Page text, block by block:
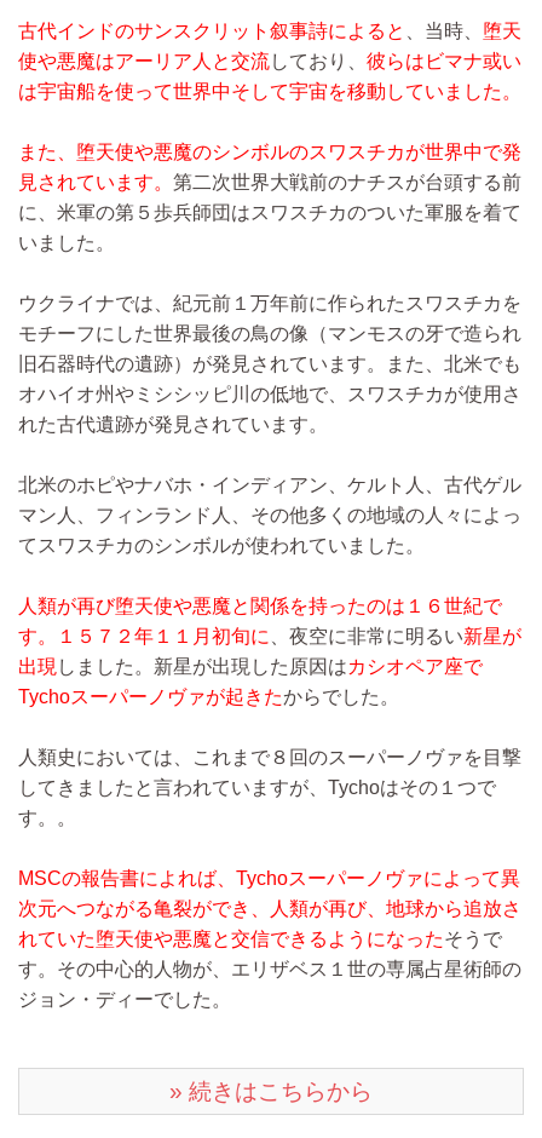
古代インドのサンスクリット叙事詩によると 、当時、 堕天
使や悪魔はアーリア人と交流しており、 彼らはビマナ或い
は宇宙船を使って世界中そして宇宙を移動していました。
また、堕天使や悪魔のシンボルのスワスチカが世界中で発
見されています。 第二次世界大戦前のナチスが台頭する前
に、米軍の第５歩兵師団はスワスチカのついた軍服を着て
いました。
ウクライナでは、紀元前１万年前に作られたスワスチカを
モチーフにした世界最後の鳥の像（マンモスの牙で造られ
旧石器時代の遺跡）が発見されています。また、北米でも
オハイオ州やミシシッピ川の低地で、スワスチカが使用さ
れた古代遺跡が発見されています。
北米のホピやナバホ・インディアン、ケルト人、古代ゲル
マン人、フィンランド人、その他多くの地域の人々によっ
てスワスチカのシンボルが使われていました。
人類が再び堕天使や悪魔と関係を持ったのは１６世紀で
す。１５７２年１１月初旬に
、夜空に非常に明るい新星が
出現 しました。新星が出現した原因はカシオペア座で
Tychoスーパーノヴァが起きたからでした。
人類史においては、これまで８回のスーパーノヴァを目撃
してきましたと言われていますが、Tychoはその１つで
す。。
MSCの報告書によれば、Tychoスーパーノヴァによって異
次元へつながる亀裂ができ、人類が再び、地球から追放さ
れていた堕天使や悪魔と交信できるようになったそうで
す。その中心的人物が、エリザベス１世の専属占星術師の
ジョン・ディーでした。
» 続きはこちらから